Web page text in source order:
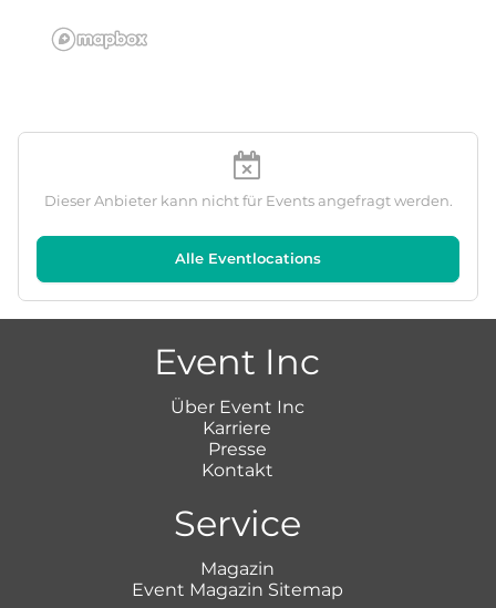
Dieser Anbieter kann nicht für Events angefragt werden.
Alle Eventlocations
Event Inc
Über Event Inc
Karriere
Presse
Kontakt
Service
Magazin
Event Magazin Sitemap